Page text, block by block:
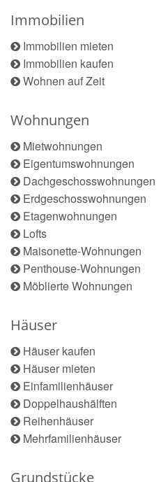
Immobilien
Immobilien mieten
Immobilien kaufen
Wohnen auf Zeit
Wohnungen
Mietwohnungen
Eigentumswohnungen
Dachgeschosswohnungen
Erdgeschosswohnungen
Etagenwohnungen
Lofts
Maisonette-Wohnungen
Penthouse-Wohnungen
Möblierte Wohnungen
Häuser
Häuser kaufen
Häuser mieten
Einfamilienhäuser
Doppelhaushälften
Reihenhäuser
Mehrfamilienhäuser
Grundstücke